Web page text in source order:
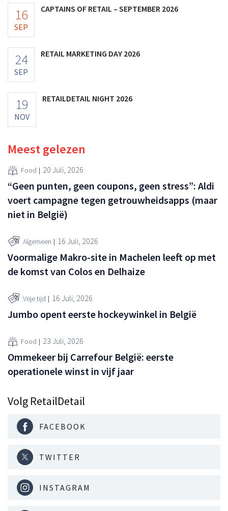
16
SEP
CAPTAINS OF RETAIL – SEPTEMBER 2026
24
SEP
RETAIL MARKETING DAY 2026
19
NOV
RETAILDETAIL NIGHT 2026
Meest gelezen
Food 20 Juli, 2026
“Geen punten, geen coupons, geen stress”: Aldi
voert campagne tegen getrouwheidsapps (maar
niet in België)
Algemeen 16 Juli, 2026
Voormalige Makro-site in Machelen leeft op met
de komst van Colos en Delhaize
Vrije tijd 16 Juli, 2026
Jumbo opent eerste hockeywinkel in België
Food 23 Juli, 2026
Ommekeer bij Carrefour België: eerste
operationele winst in vijf jaar
Volg RetailDetail
FACEBOOK
TWITTER
INSTAGRAM